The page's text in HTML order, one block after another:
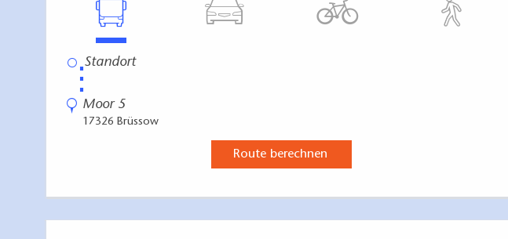
⋮
Moor 5
17326 Brüssow
Route berechnen